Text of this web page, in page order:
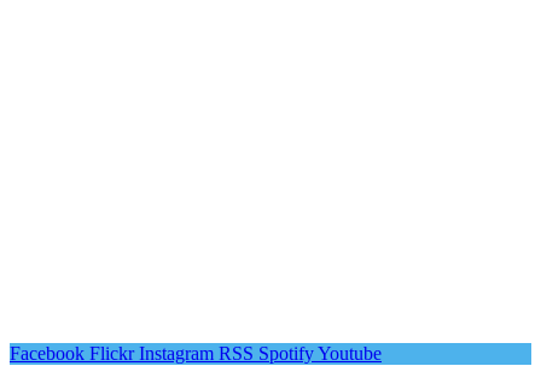
Facebook Flickr Instagram RSS SpotifyYoutube